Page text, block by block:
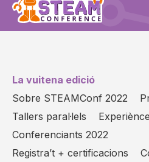
La vuitena edició
Sobre STEAMConf 2022
Tallers paral·lels
Conferenciants 2022
Registra’t + certificacions